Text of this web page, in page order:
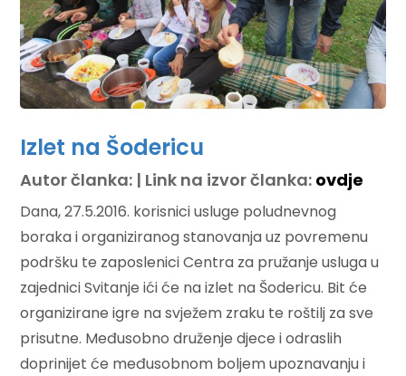
Izlet na Šodericu
Autor članka: | Link na izvor članka: ovdje
Dana, 27.5.2016. korisnici usluge poludnevnog
boraka i organiziranog stanovanja uz povremenu
podršku te zaposlenici Centra za pružanje usluga u
zajednici Svitanje ići će na izlet na Šodericu. Bit će
organizirane igre na svježem zraku te roštilj za sve
prisutne. Međusobno druženje djece i odraslih
doprinijet će međusobnom boljem upoznavanju i